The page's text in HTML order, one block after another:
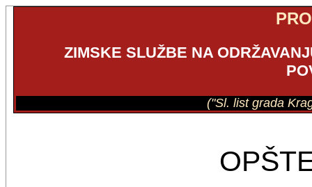
ZIMSKE SLUŽBE NA
("Sl. list grada